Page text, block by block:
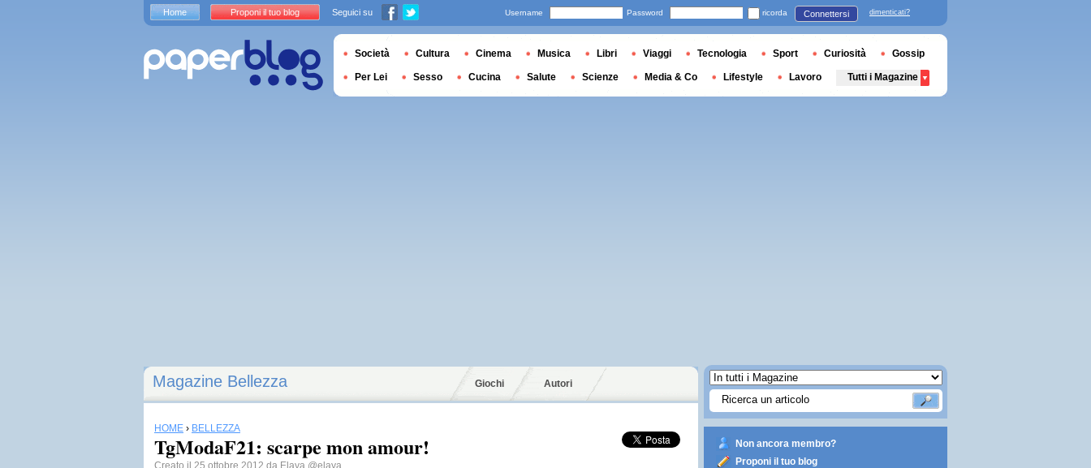
Magazine Bellezza Giochi Autori
HOME › BELLEZZA
TgModaF21: scarpe mon amour!
Creato il 25 ottobre 2012 da Elaya @elaya
Non ancora membro?
Proponi il tuo blog
Home Proponi il tuo blog Seguici su Username Password ricorda Connettersi dimenticati?
Società Cultura Cinema Musica Libri Viaggi Tecnologia Sport Curiosità Gossip
Per Lei Sesso Cucina Salute Scienze Media & Co Lifestyle Lavoro Tutti i Magazine